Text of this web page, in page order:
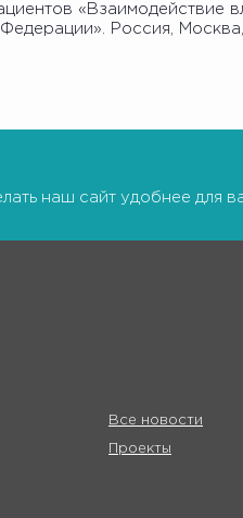
«Взаимодействие
Россия,
наш сайт удобнее для
Все новости
Проекты